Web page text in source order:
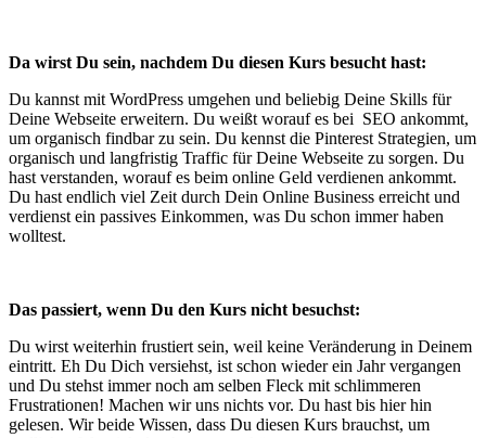
Da wirst Du sein, nachdem Du diesen Kurs besucht hast:
Du kannst mit WordPress umgehen und beliebig Deine Skills für
Deine Webseite erweitern. Du weißt worauf es bei SEO ankommt,
um organisch findbar zu sein. Du kennst die Pinterest Strategien, um
organisch und langfristig Traffic für Deine Webseite zu sorgen. Du
hast verstanden, worauf es beim online Geld verdienen ankommt.
Du hast endlich viel Zeit durch Dein Online Business erreicht und
verdienst ein passives Einkommen, was Du schon immer haben
wolltest.
Das passiert, wenn Du den Kurs nicht besuchst:
Du wirst weiterhin frustiert sein, weil keine Veränderung in Deinem
eintritt. Eh Du Dich versiehst, ist schon wieder ein Jahr vergangen
und Du stehst immer noch am selben Fleck mit schlimmeren
Frustrationen! Machen wir uns nichts vor. Du hast bis hier hin
gelesen. Wir beide Wissen, dass Du diesen Kurs brauchst, um